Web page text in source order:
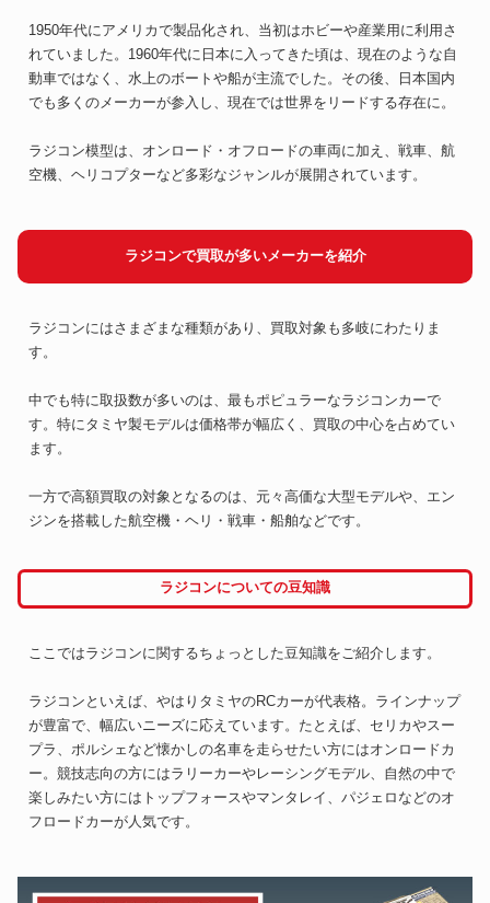
1950年代にアメリカで製品化され、当初はホビーや産業用に利用さ
れていました。1960年代に日本に入ってきた頃は、現在のような自
動車ではなく、水上のボートや船が主流でした。その後、日本国内
でも多くのメーカーが参入し、現在では世界をリードする存在に。
ラジコン模型は、オンロード・オフロードの車両に加え、戦車、航
空機、ヘリコプターなど多彩なジャンルが展開されています。
ラジコンで買取が多いメーカーを紹介
ラジコンにはさまざまな種類があり、買取対象も多岐にわたりま
す。
中でも特に取扱数が多いのは、最もポピュラーなラジコンカーで
す。特にタミヤ製モデルは価格帯が幅広く、買取の中心を占めてい
ます。
一方で高額買取の対象となるのは、元々高価な大型モデルや、エン
ジンを搭載した航空機・ヘリ・戦車・船舶などです。
ラジコンについての豆知識
ここではラジコンに関するちょっとした豆知識をご紹介します。
ラジコンといえば、やはりタミヤのRCカーが代表格。ラインナップ
が豊富で、幅広いニーズに応えています。たとえば、セリカやスー
プラ、ポルシェなど懐かしの名車を走らせたい方にはオンロードカ
ー。競技志向の方にはラリーカーやレーシングモデル、自然の中で
楽しみたい方にはトップフォースやマンタレイ、パジェロなどのオ
フロードカーが人気です。